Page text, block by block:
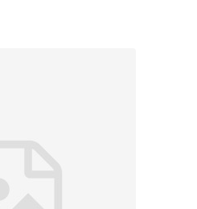
kategórie